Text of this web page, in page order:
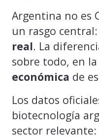
Argentina no es
un rasgo central:
real. La
sobre todo, en la
económica de
Los datos
biotecnología
sector relevante: